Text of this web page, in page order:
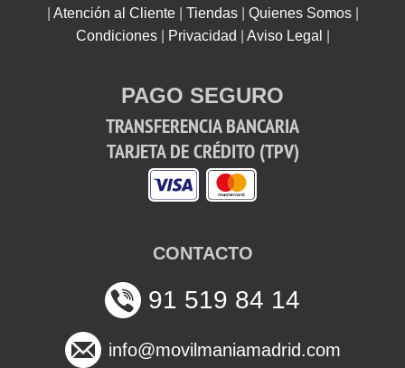
Atención al Cliente Tiendas Quienes Somos
Condiciones
Privacidad Aviso Legal
PAGO SEGURO
TRANSFERENCIA BANCARIA
TARJETA DE CRÉDITO (TPV)
CONTACTO
91 519 84 14
info@movilmaniamadrid.com